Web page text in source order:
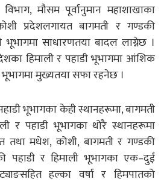
मौसम पूर्वानुमान महाशाखाका
प्रदेशलगायत बागमती र गण्डकी
भूभागमा साधारणतया बादल लाग्नेछ ।
हिमाली र पहाडी भूभागमा आंशिक
भूभागमा मुख्यतया सफा रहनेछ ।
भूभागका केही स्थानहरूमा, बागमती
र पहाडी भूभागका थोरै स्थानहरूमा
तथा मधेश, कोशी, बागमती र गण्डकी
पहाडी र हिमाली भूभागका एक–दुई
हल्का वर्षा र हिमपातको